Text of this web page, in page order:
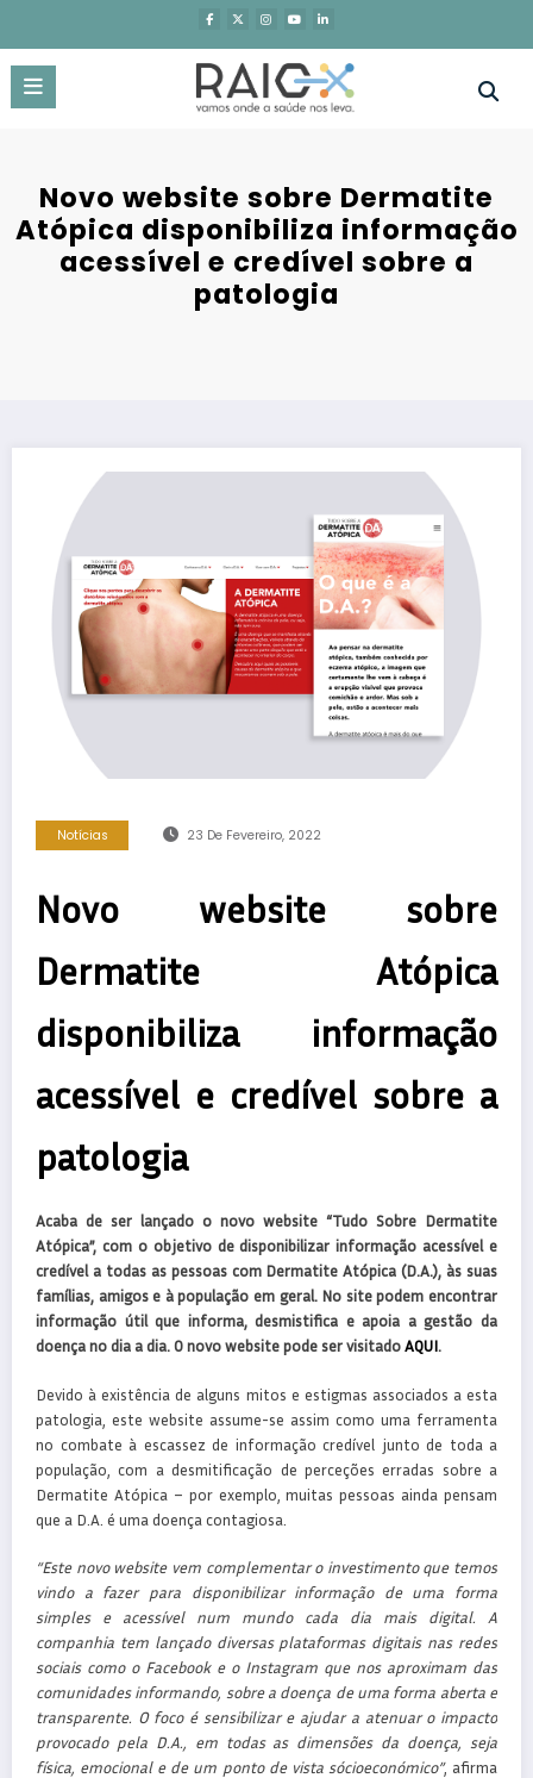
o
conteúdo
Novo website sobre Dermatite
Atópica disponibiliza informação
acessível e credível sobre a
patologia
Notícias 23 De Fevereiro, 2022
Novo website sobre
Dermatite Atópica
disponibiliza informação
acessível e credível sobre a
patologia
Acaba de ser lançado o novo website “Tudo Sobre Dermatite
Atópica”, com o objetivo de disponibilizar informação acessível e
credível a todas as pessoas com Dermatite Atópica (D.A.), às suas
famílias, amigos e à população em geral. No site podem encontrar
informação útil que informa, desmistifica e apoia a gestão da
doença no dia a dia. O novo website pode ser visitadoAQUI.
Devido à existência de alguns mitos e estigmas associados a esta
patologia, este website assume-se assim como uma ferramenta
no combate à escassez de informação credível junto de toda a
população, com a desmitificação de perceções erradas sobre a
Dermatite Atópica – por exemplo, muitas pessoas ainda pensam
que a D.A. é uma doença contagiosa.
“Este novo website vem complementar o investimento que temos
vindo a fazer para disponibilizar informação de uma forma
simples e acessível num mundo cada dia mais digital. A
companhia tem lançado diversas plataformas digitais nas redes
sociais como o Facebook e o Instagram que nos aproximam das
comunidades informando, sobre a doença de uma forma aberta e
transparente. O foco é sensibilizar e ajudar a atenuar o impacto
provocado pela D.A., em todas as dimensões da doença, seja
física, emocional e de um ponto de vista sócioeconómico”, afirma